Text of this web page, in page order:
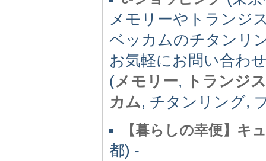
メモリーやトランジ
ベッカムのチタンリ
お気軽にお問い合わ
(メモリー,
トランジ
カム, チタンリング,
【暮らしの幸便】キ
都) -